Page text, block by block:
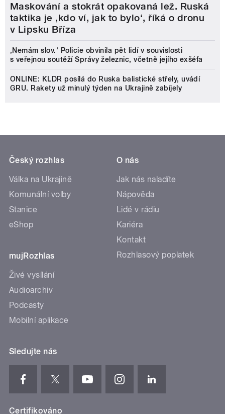
Maskování a stokrát opakovaná lež. Ruská
taktika je ‚kdo ví, jak to bylo‘, říká o dronu
v Lipsku Bříza
‚Nemám slov.‘ Policie obvinila pět lidí v souvislosti
s veřejnou soutěží Správy železnic, včetně jejího exšéfa
ONLINE: KLDR posílá do Ruska balistické střely, uvádí
GRU. Rakety už minulý týden na Ukrajině zabíjely
Český rozhlas
Válka na Ukrajině
Komunální volby
Stanice
eShop
mujRozhlas
Živé vysílání
Audioarchiv
Podcasty
Mobilní aplikace
O nás
Jak nás naladíte
Nápověda
Lidé v rádiu
Kariéra
Kontakt
Rozhlasový poplatek
Sledujte nás
Certifikováno